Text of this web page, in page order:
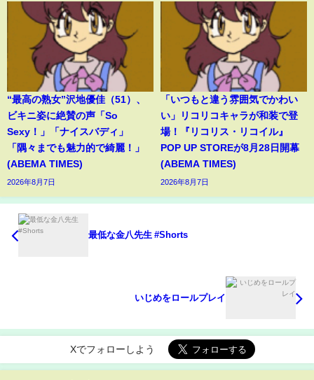
“最高の熟女”沢地優佳（51）、
ビキニ姿に絶賛の声「So
Sexy！」「ナイスバディ」
「隅々までも魅力的で綺麗！」
(ABEMA TIMES)
2026年8月7日
「いつもと違う雰囲気でかわい
い」リコリコキャラが和装で登
場！『リコリス・リコイル』
POP UP STOREが8月28日開幕
(ABEMA TIMES)
2026年8月7日
最低な金八先生 #Shorts
いじめをロールプレイ
Xでフォローしよう